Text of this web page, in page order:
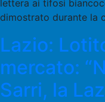
lettera ai tifosi
dimostrato durante la
Lazio:
mercato:
Sarri, la